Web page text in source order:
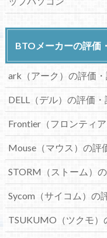
BTOメーカーの評価
ark（アーク）の評価
DELL（デル）の評価・
Frontier（フロンティ
Mouse（マウス）の評
STORM（ストーム）
Sycom（サイコム）の
TSUKUMO（ツクモ）